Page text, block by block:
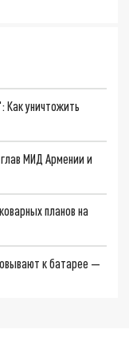
Как уничтожить
МИД Армении и
планов на
к батарее —